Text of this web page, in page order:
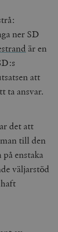
ner SD
är en
att
ta ansvar.
det att
till den
enstaka
väljarstöd